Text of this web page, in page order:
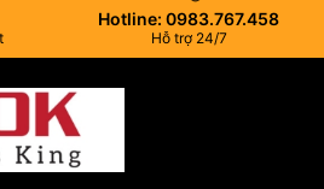
Hotline: 0983.767.458
Hỗ trợ 24/7